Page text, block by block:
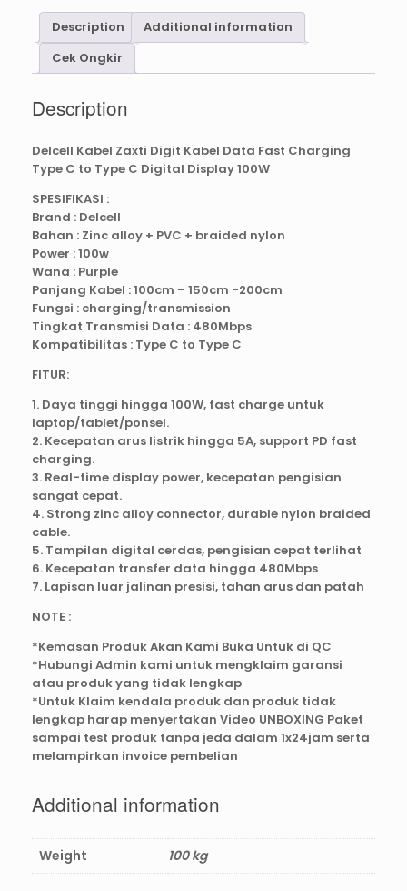
Display
100W
1M
Description
Additional information
Cek Ongkir
Description
Delcell Kabel Zaxti Digit Kabel Data Fast Charging
Type C to Type C Digital Display 100W
SPESIFIKASI :
Brand : Delcell
Bahan : Zinc alloy + PVC + braided nylon
Power : 100w
Wana : Purple
Panjang Kabel : 100cm – 150cm -200cm
Fungsi : charging/transmission
Tingkat Transmisi Data : 480Mbps
Kompatibilitas : Type C to Type C
FITUR:
1. Daya tinggi hingga 100W, fast charge untuk
laptop/tablet/ponsel.
2. Kecepatan arus listrik hingga 5A, support PD fast
charging.
3. Real-time display power, kecepatan pengisian
sangat cepat.
4. Strong zinc alloy connector, durable nylon braided
cable.
5. Tampilan digital cerdas, pengisian cepat terlihat
6. Kecepatan transfer data hingga 480Mbps
7. Lapisan luar jalinan presisi, tahan arus dan patah
NOTE :
*Kemasan Produk Akan Kami Buka Untuk di QC
*Hubungi Admin kami untuk mengklaim garansi
atau produk yang tidak lengkap
*Untuk Klaim kendala produk dan produk tidak
lengkap harap menyertakan Video UNBOXING Paket
sampai test produk tanpa jeda dalam 1x24jam serta
melampirkan invoice pembelian
Additional information
Weight 100 kg